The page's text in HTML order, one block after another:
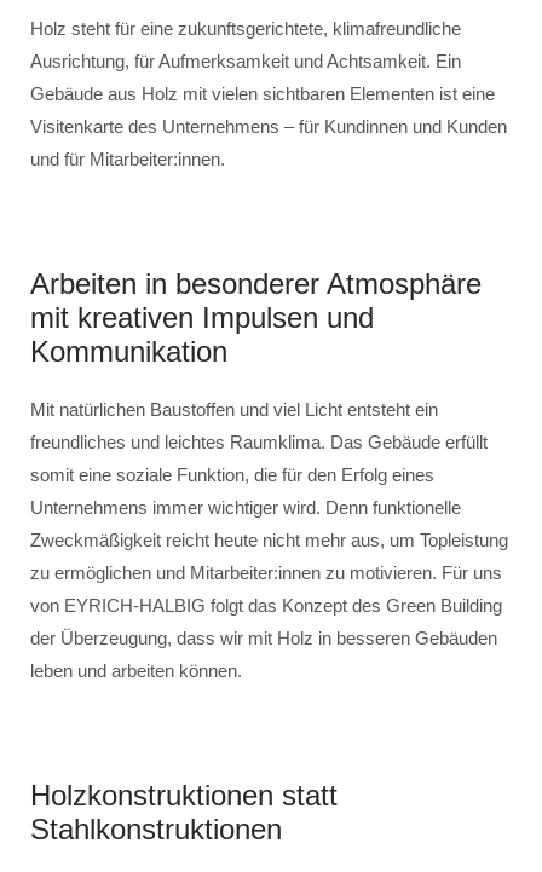
Holz steht für eine zukunftsgerichtete, klimafreundliche
Ausrichtung, für Aufmerksamkeit und Achtsamkeit. Ein
Gebäude aus Holz mit vielen sichtbaren Elementen ist eine
Visitenkarte des Unternehmens – für Kundinnen und Kunden
und für Mitarbeiter:innen.
Arbeiten in besonderer Atmosphäre
mit kreativen Impulsen und
Kommunikation
Mit natürlichen Baustoffen und viel Licht entsteht ein
freundliches und leichtes Raumklima. Das Gebäude erfüllt
somit eine soziale Funktion, die für den Erfolg eines
Unternehmens immer wichtiger wird. Denn funktionelle
Zweckmäßigkeit reicht heute nicht mehr aus, um Topleistung
zu ermöglichen und Mitarbeiter:innen zu motivieren. Für uns
von EYRICH-HALBIG folgt das Konzept des Green Building
der Überzeugung, dass wir mit Holz in besseren Gebäuden
leben und arbeiten können.
Holzkonstruktionen statt
Stahlkonstruktionen